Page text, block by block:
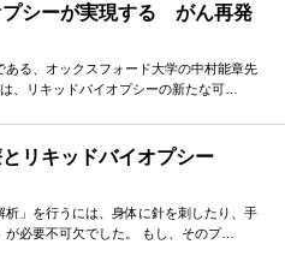
プシーが実現する がん再発
る、オックスフォード大学の中村能章先
、リキッドバイオプシーの新たな可…
リキッドバイオプシー
」を行うには、身体に針を刺したり、手
必要不可欠でした。 もし、そのプ…